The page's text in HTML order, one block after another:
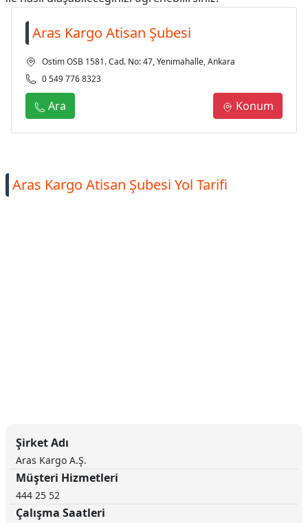
Aras Kargo Atisan Şubesi
Ostim OSB 1581. Cad. No: 47, Yenimahalle, Ankara
0 549 776 8323
Ara Konum
Aras Kargo Atisan Şubesi Yol Tarifi
Şirket Adı
Aras Kargo A.Ş.
Müşteri Hizmetleri
444 25 52
Çalışma Saatleri